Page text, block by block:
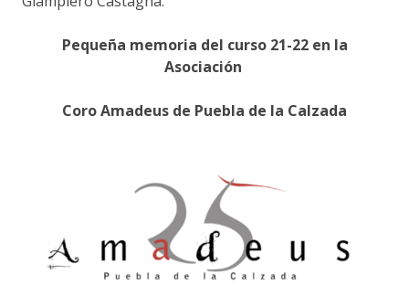
Pequeña memoria del curso 21-22 en la
Asociación
Coro Amadeus de Puebla de la Calzada